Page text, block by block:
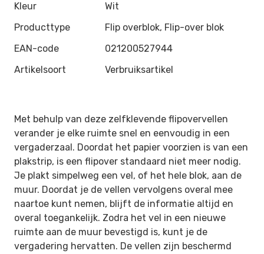
Kleur
Wit
Producttype
Flip overblok, Flip-over blok
EAN-code
021200527944
Artikelsoort
Verbruiksartikel
Met behulp van deze zelfklevende flipovervellen
verander je elke ruimte snel en eenvoudig in een
vergaderzaal. Doordat het papier voorzien is van een
plakstrip, is een flipover standaard niet meer nodig.
Je plakt simpelweg een vel, of het hele blok, aan de
muur. Doordat je de vellen vervolgens overal mee
naartoe kunt nemen, blijft de informatie altijd en
overal toegankelijk. Zodra het vel in een nieuwe
ruimte aan de muur bevestigd is, kunt je de
vergadering hervatten. De vellen zijn beschermd